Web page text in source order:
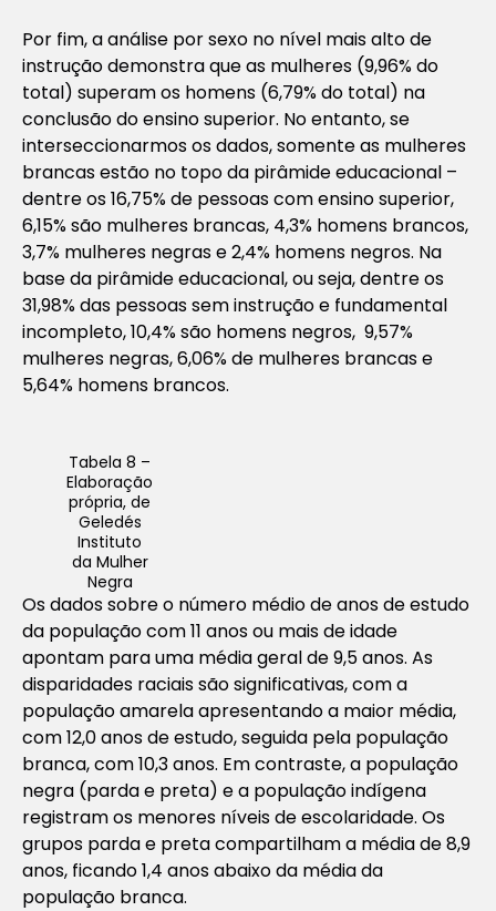
Por fim, a análise por sexo no nível mais alto de
instrução demonstra que as mulheres (9,96% do
total) superam os homens (6,79% do total) na
conclusão do ensino superior. No entanto, se
interseccionarmos os dados, somente as mulheres
brancas estão no topo da pirâmide educacional –
dentre os 16,75% de pessoas com ensino superior,
6,15% são mulheres brancas, 4,3% homens brancos,
3,7% mulheres negras e 2,4% homens negros. Na
base da pirâmide educacional, ou seja, dentre os
31,98% das pessoas sem instrução e fundamental
incompleto, 10,4% são homens negros, 9,57%
mulheres negras, 6,06% de mulheres brancas e
5,64% homens brancos.
Tabela 8 –
Elaboração
própria, de
Geledés
Instituto
da Mulher
Negra
Os dados sobre o número médio de anos de estudo
da população com 11 anos ou mais de idade
apontam para uma média geral de 9,5 anos. As
disparidades raciais são significativas, com a
população amarela apresentando a maior média,
com 12,0 anos de estudo, seguida pela população
branca, com 10,3 anos. Em contraste, a população
negra (parda e preta) e a população indígena
registram os menores níveis de escolaridade. Os
grupos parda e preta compartilham a média de 8,9
anos, ficando 1,4 anos abaixo da média da
população branca.